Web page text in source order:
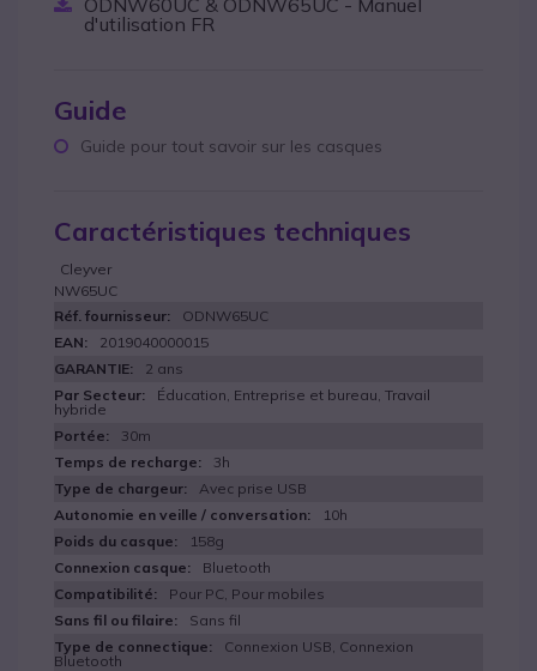
ODNW60UC & ODNW65UC - Manuel
d'utilisation FR
Guide
Guide pour tout savoir sur les casques
Caractéristiques techniques
Cleyver
NW65UC
ODNW65UC
2019040000015
2 ans
Éducation, Entreprise et bureau, Travail
hybride
30m
3h
Avec prise USB
10h
158g
Bluetooth
Pour PC, Pour mobiles
Sans fil
Connexion USB, Connexion
Bluetooth